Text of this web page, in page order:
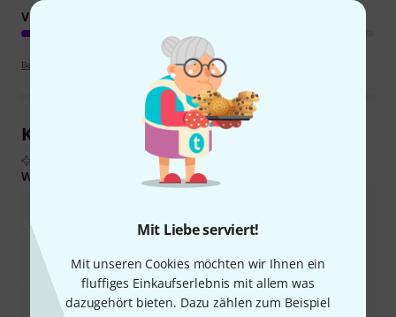
Mit Liebe serviert!
Mit unseren Cookies möchten wir Ihnen ein
fluffiges Einkaufserlebnis mit allem was
dazugehört bieten. Dazu zählen zum Beispiel
VERARBEITUNG
Bewertungsrichtlinien
Kundenrezensionen im Überblick
Aus echten Käuferbewertungen, zusammengefasst durch KI
Was Käufern gefiel:
für hervorragenden Klang und Lautstärke sorgen.
Langlebige und robuste Konstruktion, die auch nach vielen